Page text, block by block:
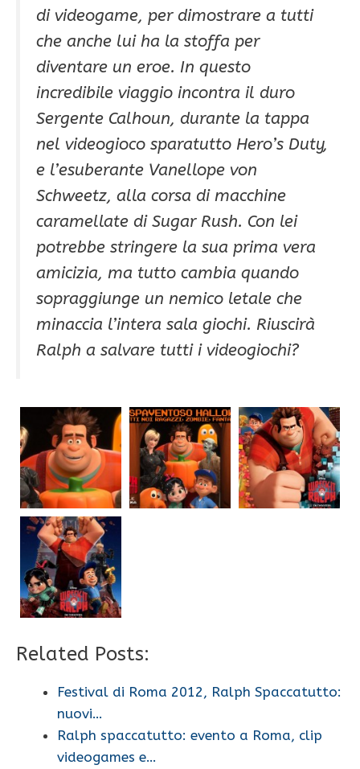
di videogame, per dimostrare a tutti
che anche lui ha la stoffa per
diventare un eroe. In questo
incredibile viaggio incontra il duro
Sergente Calhoun, durante la tappa
nel videogioco sparatutto Hero’s Duty,
e l’esuberante Vanellope von
Schweetz, alla corsa di macchine
caramellate di Sugar Rush. Con lei
potrebbe stringere la sua prima vera
amicizia, ma tutto cambia quando
sopraggiunge un nemico letale che
minaccia l’intera sala giochi. Riuscirà
Ralph a salvare tutti i videogiochi?
Related Posts:
Festival di Roma 2012, Ralph Spaccatutto:
nuovi…
Ralph spaccatutto: evento a Roma, clip
videogames e…